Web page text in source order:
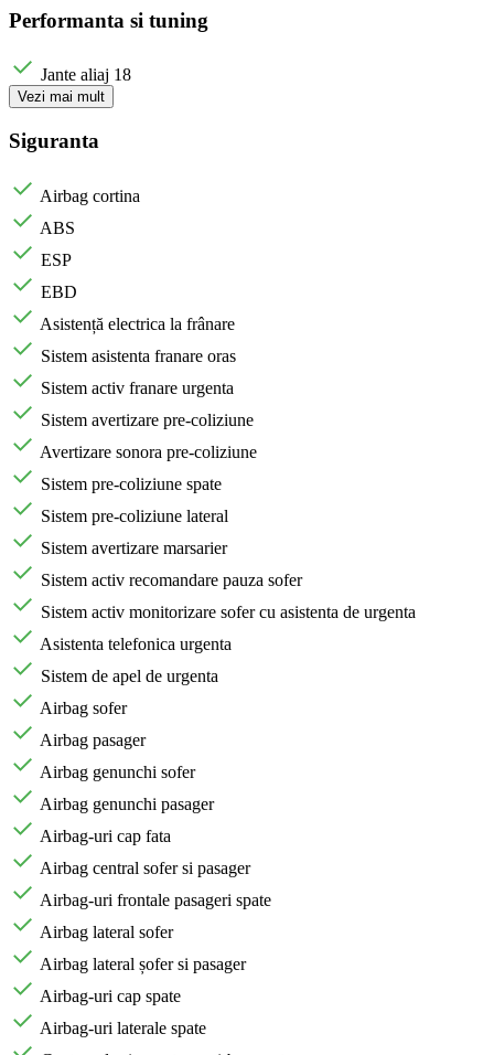
Performanta si tuning
Jante aliaj 18
Vezi mai mult
Siguranta
Airbag cortina
ABS
ESP
EBD
Asistență electrica la frânare
Sistem asistenta franare oras
Sistem activ franare urgenta
Sistem avertizare pre-coliziune
Avertizare sonora pre-coliziune
Sistem pre-coliziune spate
Sistem pre-coliziune lateral
Sistem avertizare marsarier
Sistem activ recomandare pauza sofer
Sistem activ monitorizare sofer cu asistenta de urgenta
Asistenta telefonica urgenta
Sistem de apel de urgenta
Airbag sofer
Airbag pasager
Airbag genunchi sofer
Airbag genunchi pasager
Airbag-uri cap fata
Airbag central sofer si pasager
Airbag-uri frontale pasageri spate
Airbag lateral sofer
Airbag lateral șofer si pasager
Airbag-uri cap spate
Airbag-uri laterale spate